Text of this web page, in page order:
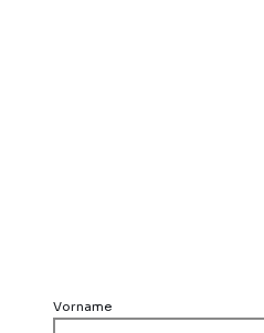
Vorname